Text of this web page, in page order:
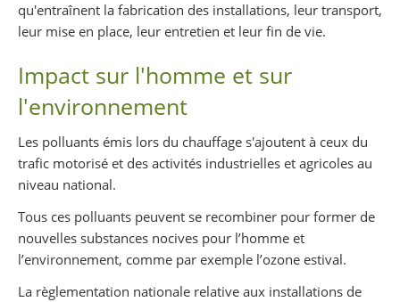
qu'entraînent la fabrication des installations, leur transport,
leur mise en place, leur entretien et leur fin de vie.
Impact sur l'homme et sur
l'environnement
Les polluants émis lors du chauffage s'ajoutent à ceux du
trafic motorisé et des activités industrielles et agricoles au
niveau national.
Tous ces polluants peuvent se recombiner pour former de
nouvelles substances nocives pour l’homme et
l’environnement, comme par exemple l’ozone estival.
La règlementation nationale relative aux installations de